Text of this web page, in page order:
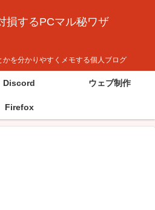
損するPCマル秘ワザ
を分かりやすくメモする個人ブログ
Discord ウェブ制作
Firefox